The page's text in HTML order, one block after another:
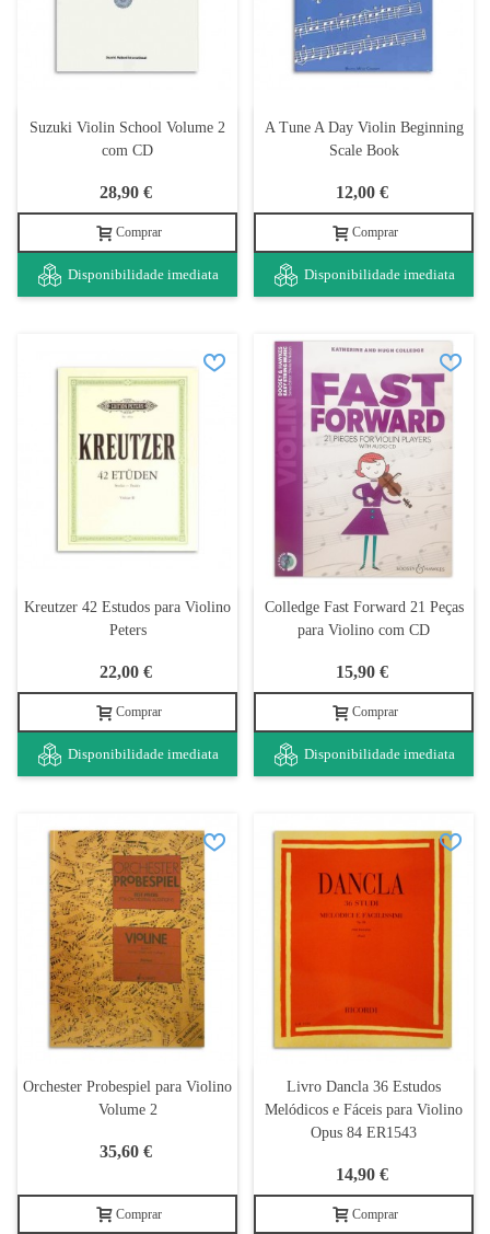
Suzuki Violin School Volume 2
com CD
28,90 €
Comprar
Disponibilidade imediata
A Tune A Day Violin Beginning
Scale Book
12,00 €
Comprar
Disponibilidade imediata
Kreutzer 42 Estudos para Violino
Peters
22,00 €
Comprar
Disponibilidade imediata
Colledge Fast Forward 21 Peças
para Violino com CD
15,90 €
Comprar
Disponibilidade imediata
Orchester Probespiel para Violino
Volume 2
35,60 €
Comprar
Livro Dancla 36 Estudos
Melódicos e Fáceis para Violino
Opus 84 ER1543
14,90 €
Comprar